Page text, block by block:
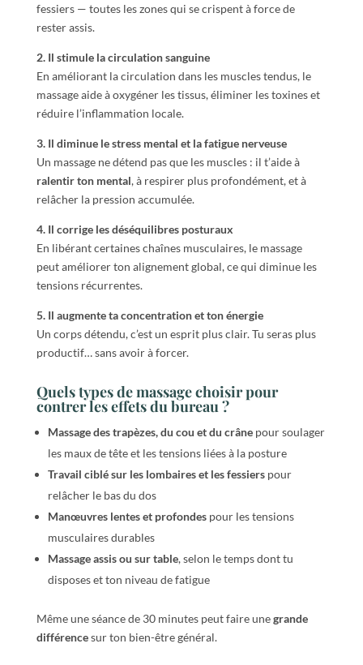
fessiers — toutes les zones qui se crispent à force de
rester assis.
2. Il stimule la circulation sanguine
En améliorant la circulation dans les muscles tendus, le
massage aide à oxygéner les tissus, éliminer les toxines et
réduire l’inflammation locale.
3. Il diminue le stress mental et la fatigue nerveuse
Un massage ne détend pas que les muscles : il t’aide à
ralentir ton mental, à respirer plus profondément, et à
relâcher la pression accumulée.
4. Il corrige les déséquilibres posturaux
En libérant certaines chaînes musculaires, le massage
peut améliorer ton alignement global, ce qui diminue les
tensions récurrentes.
5. Il augmente ta concentration et ton énergie
Un corps détendu, c’est un esprit plus clair. Tu seras plus
productif… sans avoir à forcer.
Quels types de massage choisir pour
contrer les effets du bureau ?
Massage des trapèzes, du cou et du crânepour soulager
les maux de tête et les tensions liées à la posture
Travail ciblé sur les lombaires et les fessierspour
relâcher le bas du dos
Manœuvres lentes et profondespour les tensions
musculaires durables
Massage assis ou sur table, selon le temps dont tu
disposes et ton niveau de fatigue
Même une séance de 30 minutes peut faire unegrande
différencesur ton bien-être général.